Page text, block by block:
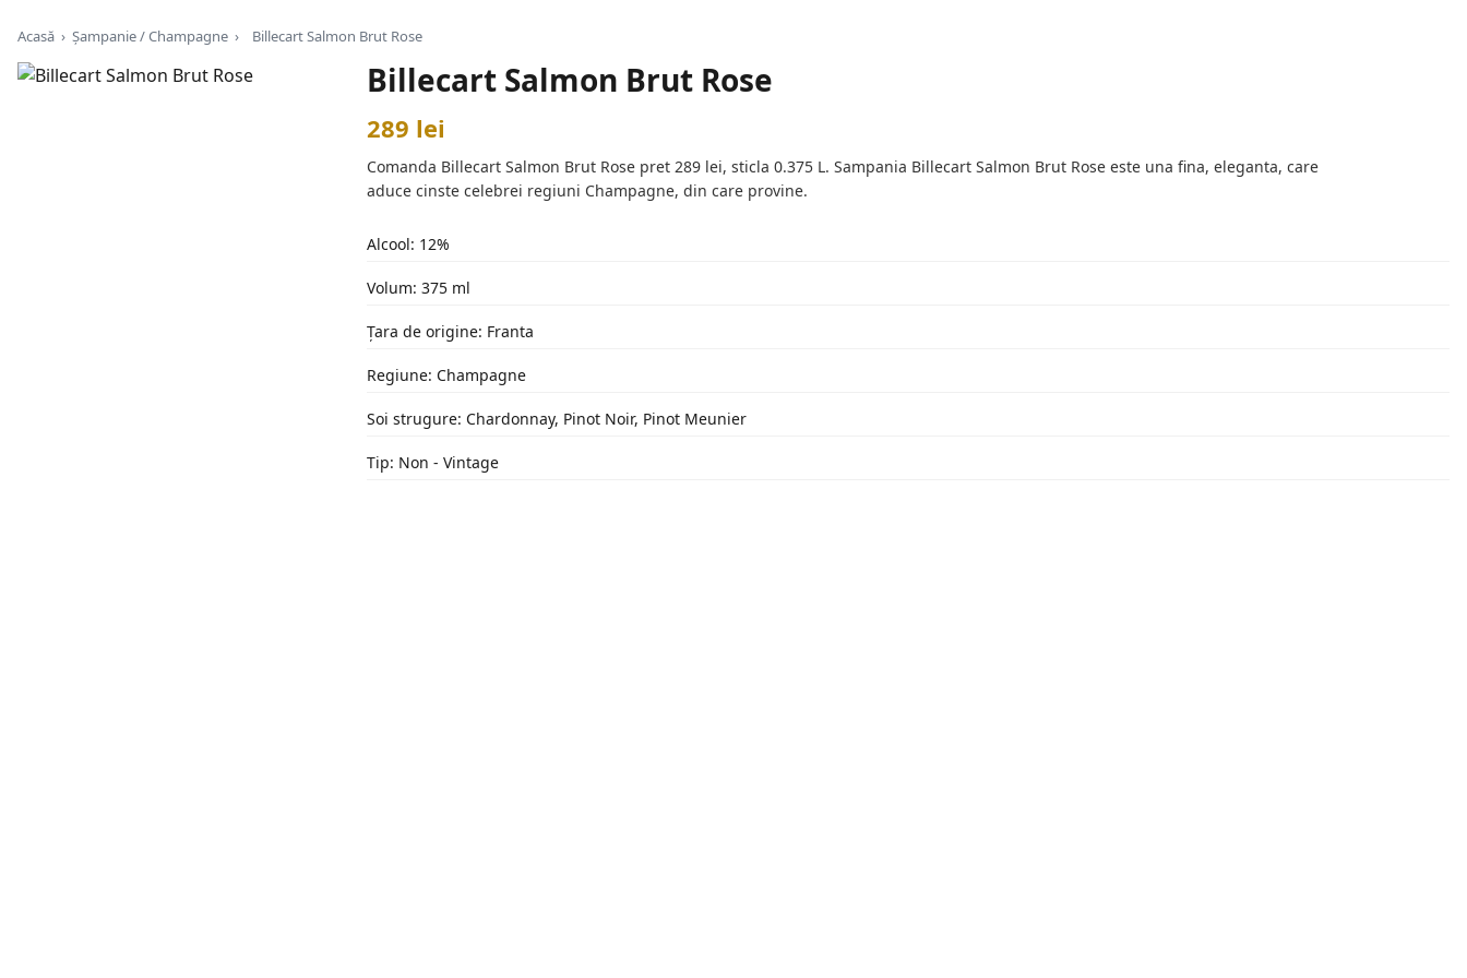
Acasă › Șampanie / Champagne › Billecart Salmon Brut Rose
Billecart Salmon Brut Rose
289 lei
Comanda Billecart Salmon Brut Rose pret 289 lei, sticla 0.375 L. Sampania Billecart Salmon Brut Rose este una fina, eleganta, care
aduce cinste celebrei regiuni Champagne, din care provine.
Alcool: 12%
Volum: 375 ml
Țara de origine: Franta
Regiune: Champagne
Soi strugure: Chardonnay, Pinot Noir, Pinot Meunier
Tip: Non - Vintage